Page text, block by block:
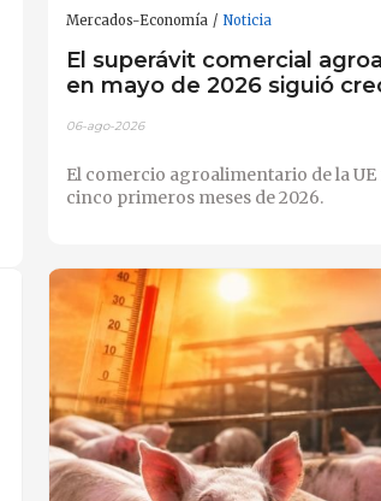
Mercados-Economía Noticia
El superávit comercial
en mayo de 2026 siguió
06-ago-2026
El comercio agroalimentario de la
cinco primeros meses de 2026.